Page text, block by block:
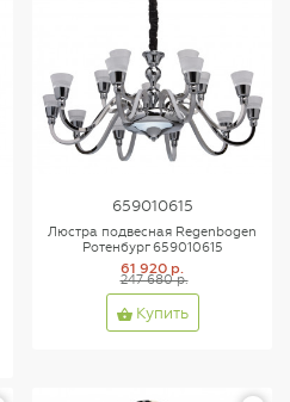
659010615
Люстра подвесная Regenbogen
Ротенбург 659010615
61 920 р.
247 680 р.
Купить